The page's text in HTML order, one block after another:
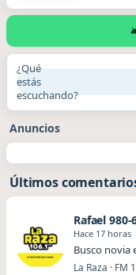
¿Qué
estás
escuchando?
Anuncios
Últimos
Rafael 980-
Hace 17 horas
Busco novia
La Raza · FM